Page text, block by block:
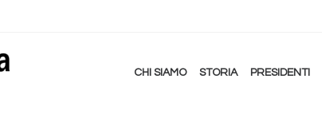
CHI SIAMO STORIA PRESIDENTI